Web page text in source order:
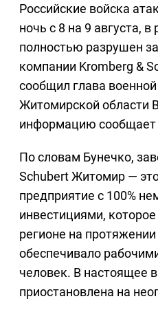
Российские войска
ночь с 8 на 9 августа, в
полностью разрушен
компании Kromberg &
сообщил глава
Житомирской области
информацию сообщает
По словам Бунечко,
Schubert Житомир —
предприятие с 100%
инвестициями,
регионе на протяжении
обеспечивало
человек. В настоящее
приостановлена на